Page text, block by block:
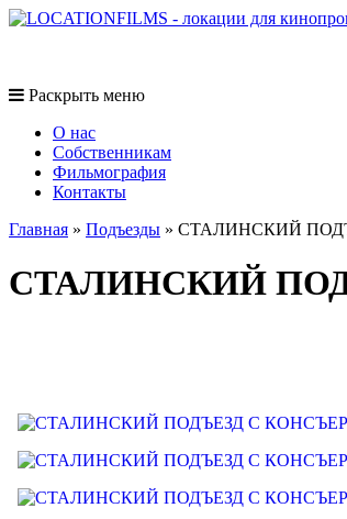
Раскрыть меню
O нас
Собственникам
Фильмография
Контакты
Главная » Подъезды » СТАЛИНСКИЙ
СТАЛИНСКИЙ